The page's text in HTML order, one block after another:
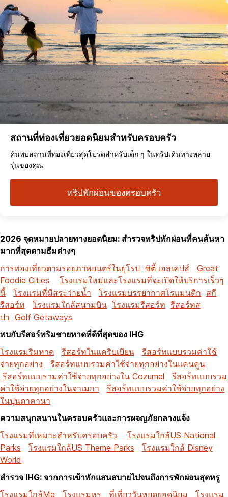
สถานที่ท่องเที่ยวยอดนิยมสำหรับครอบครัว
ค้นพบสถานที่ท่องเที่ยวสุดโปรดสำหรับเด็ก ๆ ในทริปเดินทางหลาย
รุ่นของคุณ
ทริปพักผ่อนของครอบครัว
2026 จุดหมายปลายทางยอดนิยม: สำรวจทริปพักผ่อนที่คนค้นหา
มากที่สุดตามธีมต่างๆ
การท่องเที่ยวตามรอยภาพยนตร์ในยุโรป ซิตี้ เอสเคปส์
Great
Foodie Cities
โรงแรมใหม่และโรงแรมที่จะเปิดให้บริการเร็วๆ
นี้
โรงแรมที่มีสระว่ายน้ำ โรงแรมบรรยากาศโรแมนติก สกี
รีสอร์ท
โรงแรมใกล้สนามบิน โรงแรมรีสอร์ท รีสอร์ทส
ปา Golf Getaways
พบกับรีสอร์ทริมชายหาดที่ดีที่สุดของ IHG
โรงแรมริมหาด
รีสอร์ทในแคริบเบียน
รีสอร์ทแบบรวมค่าใช้
จ่ายทุกอย่าง
รีสอร์ทแบบรวมค่าใช้จ่ายทุกอย่างในแคนคูน
รีสอร์ทแบบรวมค่าใช้จ่ายทุกอย่างใน Cozumel
รีสอร์ทแบบรวม
ค่าใช้จ่ายทุกอย่างในจาเมกา
รีสอร์ทแบบรวมค่าใช้จ่ายทุกอย่าง
ในปุนตาคานา
ความสนุกสนานในครอบครัวและการผจญภัยกลางแจ้ง
โรงแรมที่เหมาะสำหรับครอบครัว
โรงแรมใกล้US National
Parks
โรงแรมใกล้US Theme Parks
โรงแรมใกล้ Disney
World
สำรวจ IHG: จากการเข้าพักแสนสบายไปจนถึงการพักผ่อนสุดหรู
โรงแรมใกล้Me
โรงแรมหรู ที่เที่ยววันหยุดยอดนิยม โรงแรม